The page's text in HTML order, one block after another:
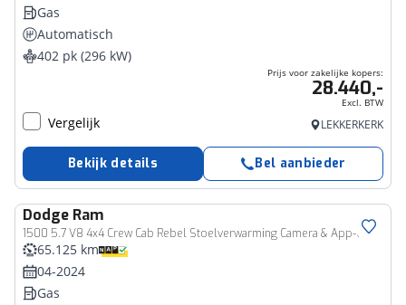
Gas
Automatisch
402 pk (296 kW)
Prijs voor zakelijke kopers:
28.440,-
Excl. BTW
Vergelijk LEKKERKERK
Bekijk details Bel aanbieder
Dodge Ram
1500 5.7 V8 4x4 Crew Cab Rebel Stoelverwarming Camera & App-Connect Prins LPG , Digitaal Dashboard
Bedrijfswagen
65.125 km
04-2024
Gas